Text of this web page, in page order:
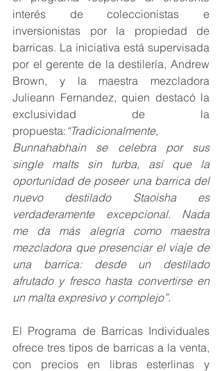
interés de coleccionistas e
inversionistas por la propiedad de
barricas. La iniciativa está supervisada
por el gerente de la destilería, Andrew
Brown, y la maestra mezcladora
Julieann Fernandez, quien destacó la
exclusividad de la
propuesta: “Tradicionalmente,
Bunnahabhain se celebra por sus
single malts sin turba, así que la
oportunidad de poseer una barrica del
nuevo destilado Staoisha es
verdaderamente excepcional. Nada
me da más alegría como maestra
mezcladora que presenciar el viaje de
una barrica: desde un destilado
afrutado y fresco hasta convertirse en
un malta expresivo y complejo”.
El Programa de Barricas Individuales
ofrece tres tipos de barricas a la venta,
con precios en libras esterlinas y